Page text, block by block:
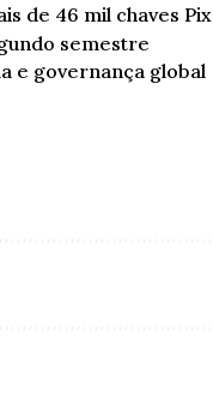
de 46 mil chaves Pix
semestre
e governança global